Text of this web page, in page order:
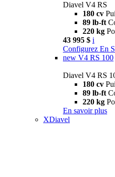
Diavel V4 RS
180 cv
89 lb-ft
220 kg
43 995 $ i
Configurez En
new V4 RS 100
Diavel V4 RS
180 cv
89 lb-ft
220 kg
En savoir plus
XDiavel